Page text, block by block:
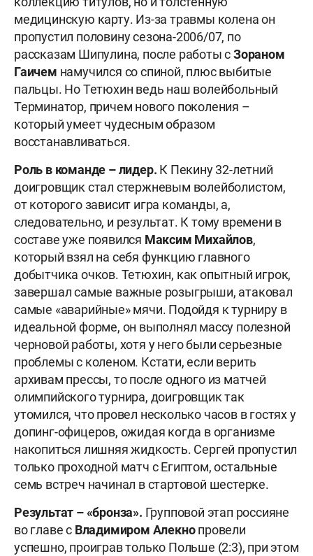
медицинскую карту. Из-за травмы колена он
пропустил половину сезона-2006/07, по
рассказам Шипулина, после работы сЗораном
Гаичем намучился со спиной, плюс выбитые
пальцы. Но Тетюхин ведь наш волейбольный
Терминатор, причем нового поколения –
который умеет чудесным образом
восстанавливаться.
Роль в команде – лидер. К Пекину 32-летний
доигровщик стал стержневым волейболистом,
от которого зависит игра команды, а,
следовательно, и результат. К тому времени в
составе уже появился Максим Михайлов,
который взял на себя функцию главного
добытчика очков. Тетюхин, как опытный игрок,
завершал самые важные розыгрыши, атаковал
самые «аварийные» мячи. Подойдя к турниру в
идеальной форме, он выполнял массу полезной
черновой работы, хотя у него были серьезные
проблемы с коленом. Кстати, если верить
архивам прессы, то после одного из матчей
олимпийского турнира, доигровщик так
утомился, что провел несколько часов в гостях у
допинг-офицеров, ожидая когда в организме
накопиться лишняя жидкость. Сергей пропустил
только проходной матч с Египтом, остальные
семь встреч начинал в стартовой шестерке.
Результат – «бронза». Групповой этап россияне
во главе с Владимиром Алекнопровели
успешно, проиграв только Польше (2:3), при этом